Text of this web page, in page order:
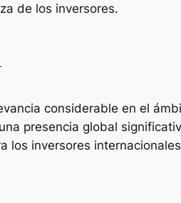
de los inversores.
considerable en el
presencia global
los inversores